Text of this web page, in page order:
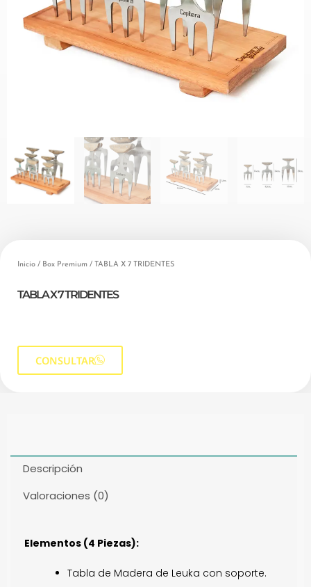
Inicio / Box Premium / TABLA X 7 TRIDENTES
TABLA X 7 TRIDENTES
CONSULTAR
Descripción
Valoraciones (0)
Elementos (4 Piezas):
Tabla de Madera de Leuka con soporte.